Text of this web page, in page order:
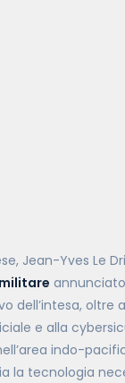
Jean-Yves Le
dell’intesa, oltre
e alla
indo-
la tecnologia